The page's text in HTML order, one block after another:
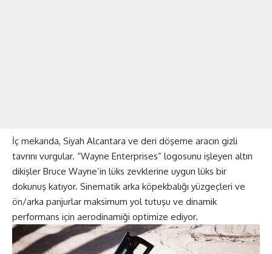
İç mekanda, Siyah Alcantara ve deri döşeme aracın gizli
tavrını vurgular. “Wayne Enterprises” logosunu işleyen altın
dikişler Bruce Wayne’in lüks zevklerine uygun lüks bir
dokunuş katıyor. Sinematik arka köpekbalığı yüzgeçleri ve
ön/arka panjurlar maksimum yol tutuşu ve dinamik
performans için aerodinamiği optimize ediyor.